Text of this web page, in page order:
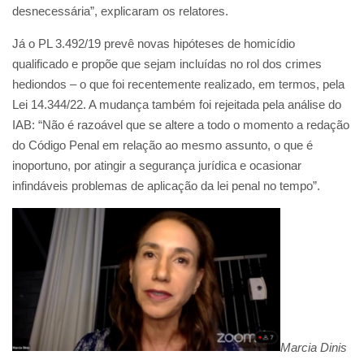
desnecessária”, explicaram os relatores.
Já o PL 3.492/19 prevê novas hipóteses de homicídio
qualificado e propõe que sejam incluídas no rol dos crimes
hediondos – o que foi recentemente realizado, em termos, pela
Lei 14.344/22. A mudança também foi rejeitada pela análise do
IAB: “Não é razoável que se altere a todo o momento a redação
do Código Penal em relação ao mesmo assunto, o que é
inoportuno, por atingir a segurança jurídica e ocasionar
infindáveis problemas de aplicação da lei penal no tempo”.
Marcia Dinis